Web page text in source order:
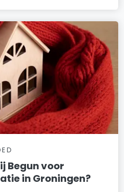
Begun voor
in Groningen?